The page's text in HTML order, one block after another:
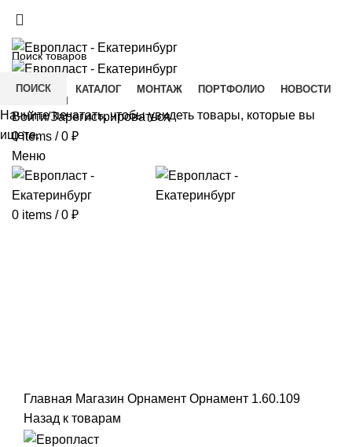
ГЛАВНАЯ КАТАЛОГ МОНТАЖ ПОРТФОЛИО
НОВОСТИ
КОНТАКТЫ
Войти/Зарегистрироваться
0items / 0 ₽
Меню
0 items / 0 ₽
Главная Магазин Орнамент Орнамент 1.60.109
Назад к товарам
ПОИСК
Начните печатать, чтобы увидеть товары, которые вы
ищете.